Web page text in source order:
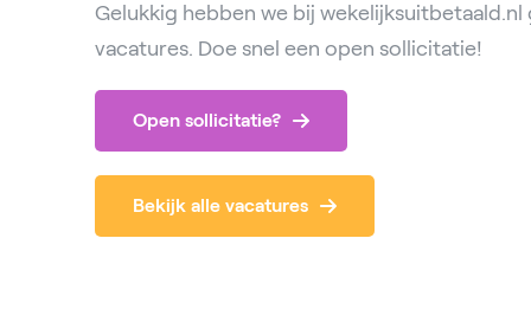
Gelukkig hebben we bij wekelijksuitbetaald.nl
vacatures. Doe snel een open sollicitatie!
Open sollicitatie?
Bekijk alle vacatures